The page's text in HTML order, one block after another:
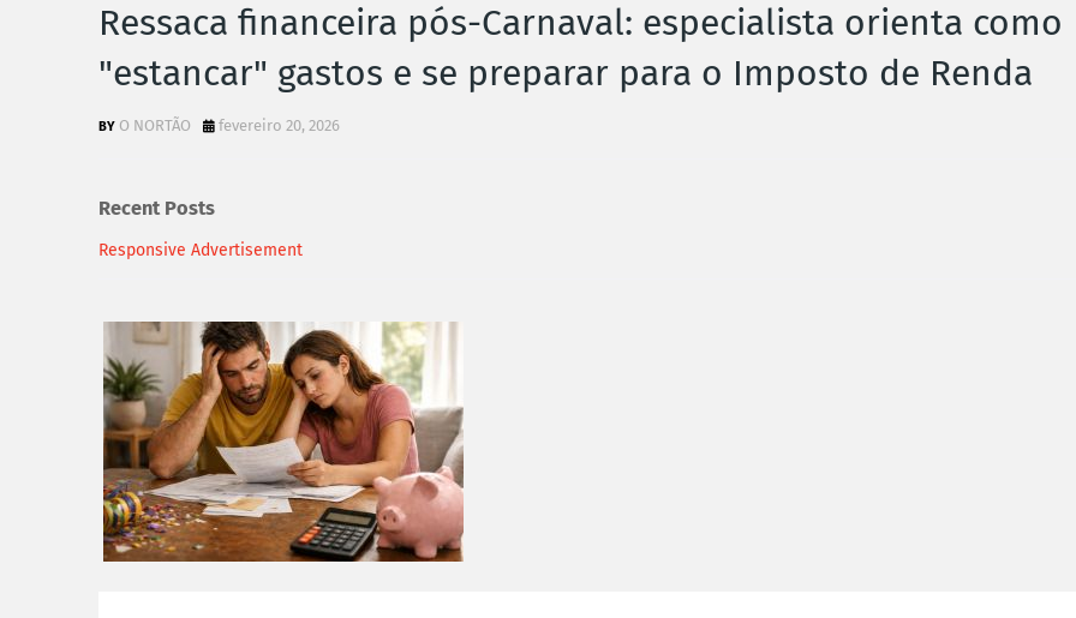
Ressaca financeira pós-Carnaval: especialista orienta como
"estancar" gastos e se preparar para o Imposto de Renda
O NORTÃO fevereiro 20, 2026
Recent Posts
Responsive Advertisement